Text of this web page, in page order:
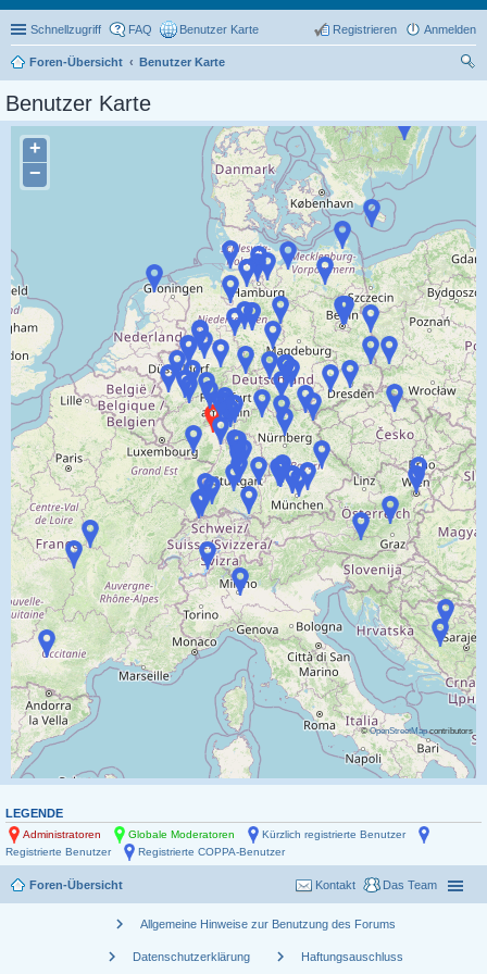
Schnellzugriff FAQ Benutzer Karte Anmelden
Registrieren
Foren-Übersicht
Benutzer Karte
Benutzer Karte
+
−
©OpenStreetMapcontributors
LEGENDE
Administratoren Globale Moderatoren
Kürzlich registrierte Benutzer
Registrierte Benutzer
Registrierte COPPA-Benutzer
Foren-Übersicht Das Team
Kontakt
chevron_right Allgemeine Hinweise zur Benutzung des Forums
chevron_right Datenschutzerklärung chevron_right Haftungsauschluss